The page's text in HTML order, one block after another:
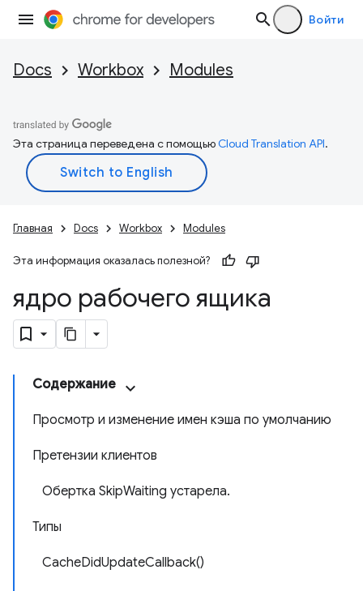
Войти
Docs Workbox Modules
Эта страница переведена с помощьюCloud Translation API.
Главная Docs Workbox Modules
Эта информация оказалась полезной?
ядро рабочего ящика
Содержание
Просмотр и изменение имен кэша по умолчанию
Претензии клиентов
Обертка SkipWaiting устарела.
Типы
CacheDidUpdateCallback()